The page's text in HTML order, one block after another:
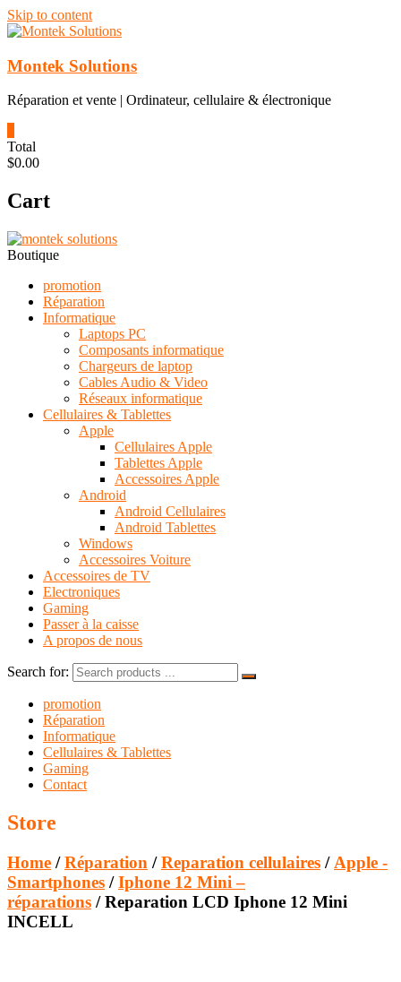
Skip to content
Montek Solutions
Réparation et vente | Ordinateur, cellulaire & électronique
Total
$0.00
Cart
Boutique
promotion
Réparation
Informatique
Laptops PC
Composants informatique
Chargeurs de laptop
Cables Audio & Video
Réseaux informatique
Cellulaires & Tablettes
Apple
Cellulaires Apple
Tablettes Apple
Accessoires Apple
Android
Android Cellulaires
Android Tablettes
Windows
Accessoires Voiture
Accessoires de TV
Electroniques
Gaming
Passer à la caisse
A propos de nous
Search for:
promotion
Réparation
Informatique
Cellulaires & Tablettes
Gaming
Contact
Store
Home /Réparation /Reparation cellulaires / Apple -
Smartphones /Iphone 12 Mini –
réparations / Reparation LCD Iphone 12 Mini
INCELL